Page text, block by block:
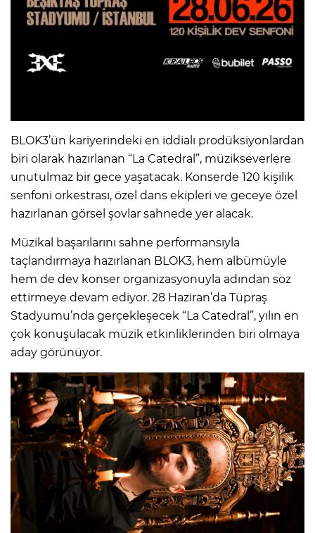
BLOK3’ün kariyerindeki en iddialı prodüksiyonlardan
biri olarak hazırlanan “La Catedral”, müzikseverlere
unutulmaz bir gece yaşatacak. Konserde 120 kişilik
senfoni orkestrası, özel dans ekipleri ve geceye özel
hazırlanan görsel şovlar sahnede yer alacak.
Müzikal başarılarını sahne performansıyla
taçlandırmaya hazırlanan BLOK3, hem albümüyle
hem de dev konser organizasyonuyla adından söz
ettirmeye devam ediyor. 28 Haziran’da Tüpraş
Stadyumu’nda gerçekleşecek “La Catedral”, yılın en
çok konuşulacak müzik etkinliklerinden biri olmaya
aday görünüyor.